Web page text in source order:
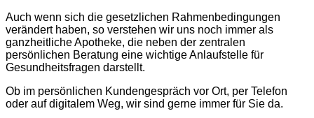
Auch wenn sich die gesetzlichen Rahmenbedingungen
verändert haben, so verstehen wir uns noch immer als
ganzheitliche Apotheke, die neben der zentralen
persönlichen Beratung eine wichtige Anlaufstelle für
Gesundheitsfragen darstellt.
Ob im persönlichen Kundengespräch vor Ort, per Telefon
oder auf digitalem Weg, wir sind gerne immer für Sie da.